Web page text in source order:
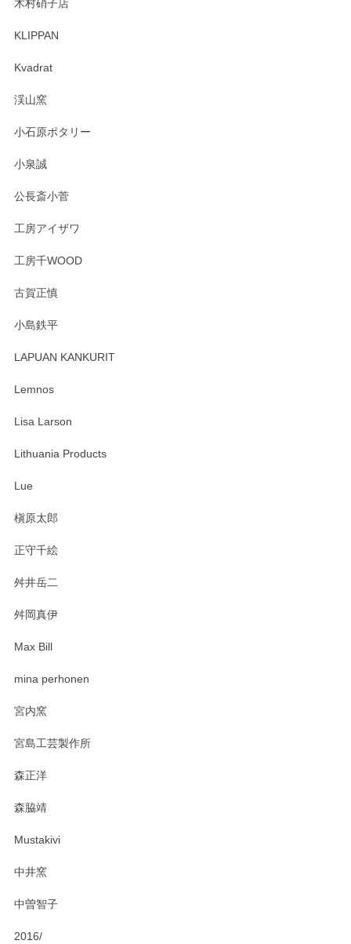
淡いグリーンのカラーがとても可愛いです❤️ ありがとうござ
す。 素敵な湯呑みでとても気に入りました。 発送も早く、
たm(_)m
います。無事に届いたようで安心いたしまし
おかけしました。 ありがとうございます。
木村硝子店
KLIPPAN
Kvadrat
渓山窯
小石原ポタリー
小泉誠
公長斎小菅
工房アイザワ
工房千WOOD
古賀正慎
小島鉄平
LAPUAN KANKURIT
Lemnos
Lisa Larson
Lithuania Products
Lue
槇原太郎
正守千絵
舛井岳二
舛岡真伊
Max Bill
mina perhonen
宮内窯
宮島工芸製作所
森正洋
森脇靖
Mustakivi
中井窯
中曽智子
2016/